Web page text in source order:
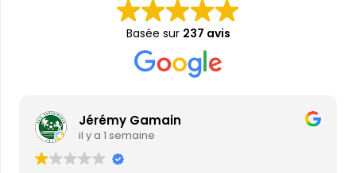
Basée sur 237 avis
Jérémy Gamain
il y a 1 semaine